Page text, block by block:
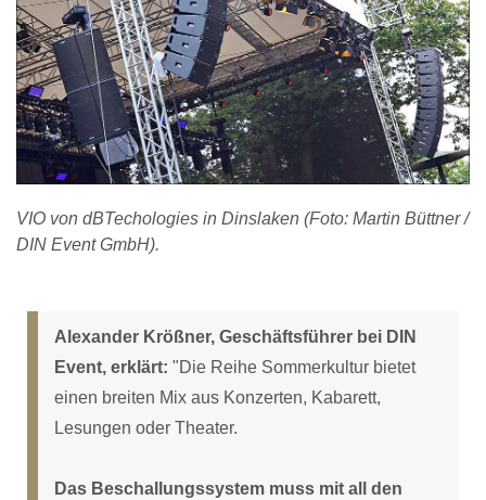
VIO von dBTechologies in Dinslaken (Foto: Martin Büttner /
DIN Event GmbH).
Alexander Krößner, Geschäftsführer bei DIN
Event, erklärt: "Die Reihe Sommerkultur bietet
einen breiten Mix aus Konzerten, Kabarett,
Lesungen oder Theater.
Das Beschallungssystem muss mit all den